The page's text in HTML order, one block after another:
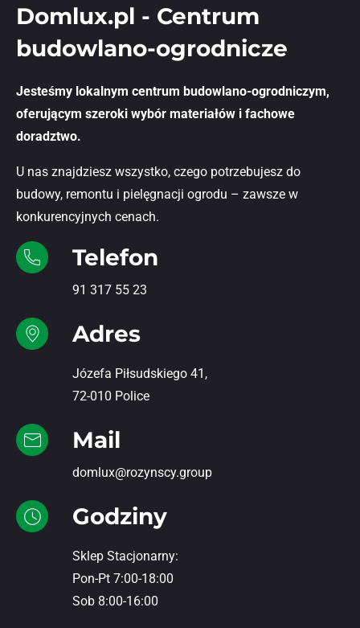
Domlux.pl - Centrum
budowlano-ogrodnicze
Jesteśmy lokalnym centrum budowlano-ogrodniczym,
oferującym szeroki wybór materiałów i fachowe
doradztwo.
U nas znajdziesz wszystko, czego potrzebujesz do
budowy, remontu i pielęgnacji ogrodu – zawsze w
konkurencyjnych cenach.
Telefon
91 317 55 23
Adres
Józefa Piłsudskiego 41,
72-010 Police
Mail
domlux@rozynscy.group
Godziny
Sklep Stacjonarny:
Pon-Pt 7:00-18:00
Sob 8:00-16:00